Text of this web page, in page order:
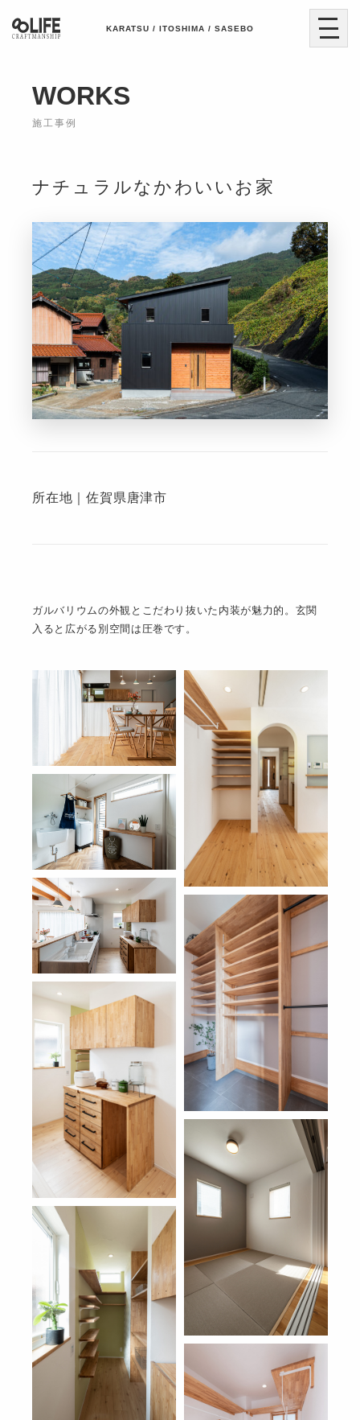
KARATSU / ITOSHIMA / SASEBO
WORKS
施工事例
ナチュラルなかわいいお家
所在地｜佐賀県唐津市
ガルバリウムの外観とこだわり抜いた内装が魅力的。玄関
入ると広がる別空間は圧巻です。